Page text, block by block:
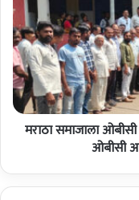
व
का
र
म
ध्ये
ध
ड
त
ठा
स
मा
जा
ला
ओ
बी
र्गा
मराठा समाजाला
ओबीसी